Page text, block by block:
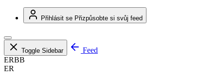
Přihlásit se Přizpůsobte si svůj feed
Toggle Sidebar
Feed
ERBB
ER